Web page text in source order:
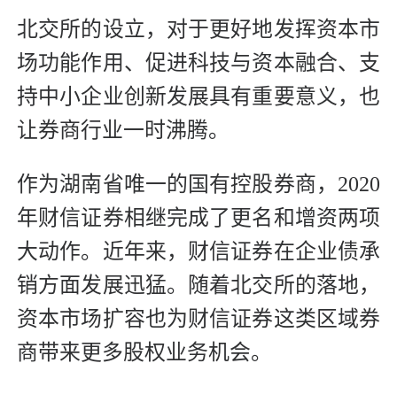
北交所的设立，对于更好地发挥资本市
场功能作用、促进科技与资本融合、支
持中小企业创新发展具有重要意义，也
让券商行业一时沸腾。
作为湖南省唯一的国有控股券商，2020
年财信证券相继完成了更名和增资两项
大动作。近年来，财信证券在企业债承
销方面发展迅猛。随着北交所的落地，
资本市场扩容也为财信证券这类区域券
商带来更多股权业务机会。